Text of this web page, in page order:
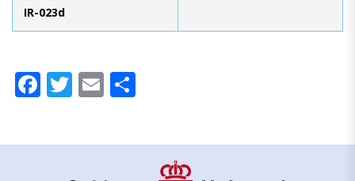
IR-023d
Facebook
Twitter
Email